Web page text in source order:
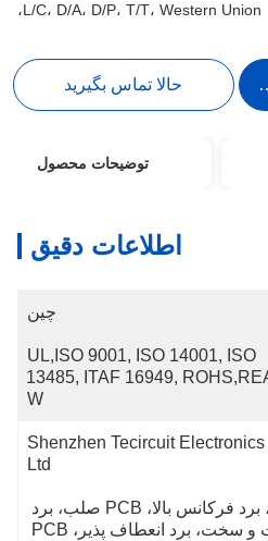
L/C، D/A، D/P، T/T، Western Union،
حالا تماس بگیرید
توضیحات محصول
اطلاعات دقیق
چین
UL,ISO 9001, ISO 14001, ISO
13485, ITAF 16949,
W
Shenzhen Tecircuit Electronics
Ltd
PCB، برد فرکانس بالا، PCB صلب، برد
سفت و سخت، برد انعطاف پذیر، PCB